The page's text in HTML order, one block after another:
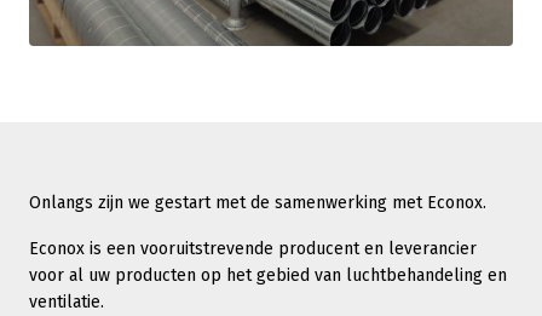
Onlangs zijn we gestart met de samenwerking met Econox.
Econox is een vooruitstrevende producent en leverancier
voor al uw producten op het gebied van luchtbehandeling en
ventilatie.